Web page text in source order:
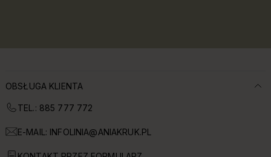
OBSŁUGA KLIENTA
TEL.: 885 777 772
E-MAIL: INFOLINIA@ANIAKRUK.PL